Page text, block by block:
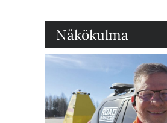
Näkökulma